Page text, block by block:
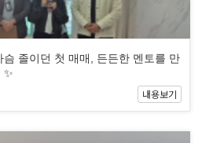
졸이던 첫 매매, 든든한 멘토를 만
내용보기